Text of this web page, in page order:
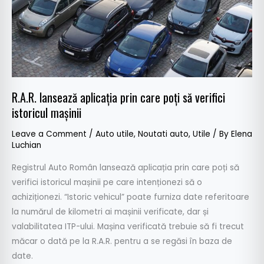
R.A.R. lansează aplicația prin care poți să verifici
istoricul mașinii
Leave a Comment / Auto utile, Noutati auto, Utile / By Elena
Luchian
Registrul Auto Român lansează aplicația prin care poți să
verifici istoricul mașinii pe care intenționezi să o
achiziționezi. “Istoric vehicul” poate furniza date referitoare
la numărul de kilometri ai mașinii verificate, dar și
valabilitatea ITP-ului. Mașina verificată trebuie să fi trecut
măcar o dată pe la R.A.R. pentru a se regăsi în baza de
date.
să
verifici
istoricul
mașinii